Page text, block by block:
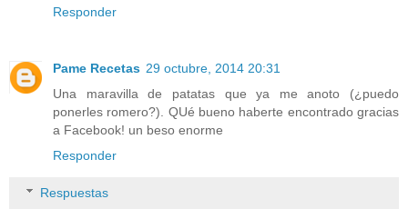
Responder
Pame Recetas 29 octubre, 2014 20:31
Una maravilla de patatas que ya me anoto (¿puedo
ponerles romero?). QUé bueno haberte encontrado gracias
a Facebook! un beso enorme
Responder
Respuestas